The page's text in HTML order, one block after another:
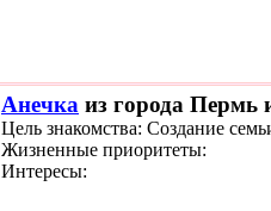
Анечка из города Пермь
Цель знакомства: Создание
Жизненные приоритеты:
Интересы: